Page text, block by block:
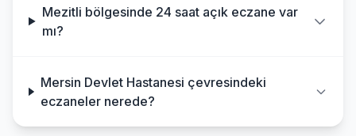
Mezitli bölgesinde 24 saat açık eczane var
mı?
Mersin Devlet Hastanesi çevresindeki
eczaneler nerede?